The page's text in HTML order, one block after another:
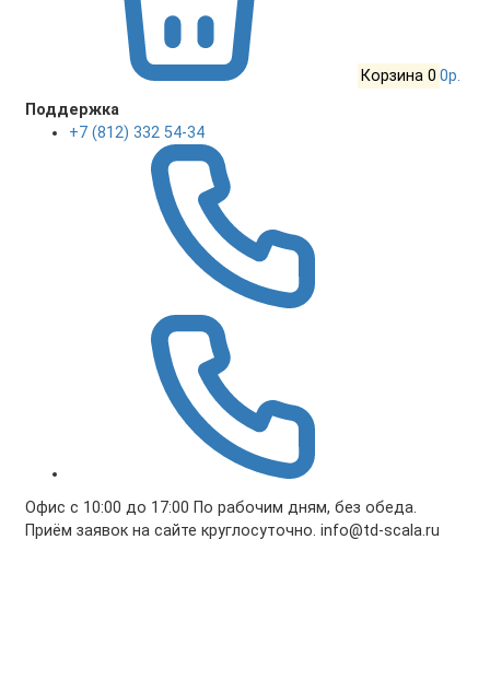
Корзина 0 0р.
Поддержка
+7 (812) 332 54-34
Офис с 10:00 до 17:00 По рабочим дням, без обеда.
Приём заявок на сайте круглосуточно. info@td-scala.ru